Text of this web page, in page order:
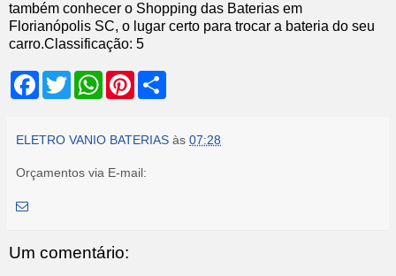
também conhecer o Shopping das Baterias em
Florianópolis SC, o lugar certo para trocar a bateria do seu
carro.Classificação: 5
F
b
o
k
T
w
t
e
W
s
A
p
P
e
r
s
e
ELETRO VANIO BATERIAS às 07:28
Orçamentos via E-mail:
Um comentário: